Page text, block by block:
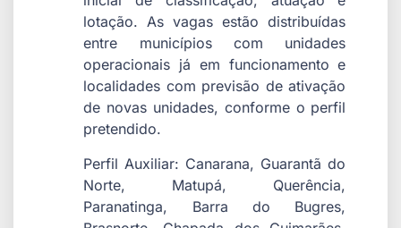
lotação. As vagas estão distribuídas
entre municípios com unidades
operacionais já em funcionamento e
localidades com previsão de ativação
de novas unidades, conforme o perfil
pretendido.
Perfil Auxiliar: Canarana, Guarantã do
Norte, Matupá, Querência,
Paranatinga, Barra do Bugres,